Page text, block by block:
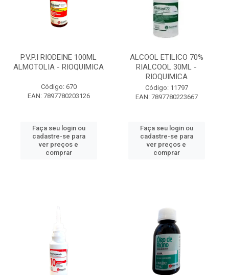
P.V.P.I RIODEINE 100ML
ALMOTOLIA - RIOQUIMICA
Código: 670
EAN: 7897780203126
Faça seu login ou
cadastre-se para
ver preços e
comprar
ALCOOL ETILICO 70%
RIALCOOL 30ML -
RIOQUIMICA
Código: 11797
EAN: 7897780223667
Faça seu login ou
cadastre-se para
ver preços e
comprar